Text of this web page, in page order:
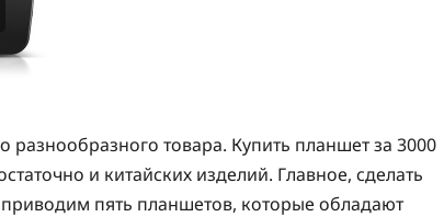
товара. Купить планшет за 3000
и китайских изделий. Главное, сделать
пять планшетов, которые обладают